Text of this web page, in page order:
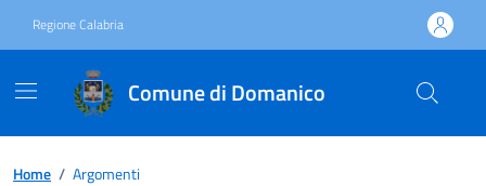
Regione Calabria
Comune di Domanico
Home / Argomenti